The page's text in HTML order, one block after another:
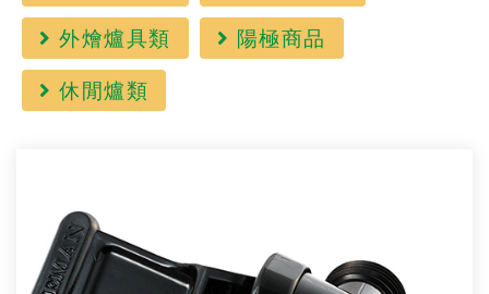
外燴爐具類
陽極商品
休閒爐類